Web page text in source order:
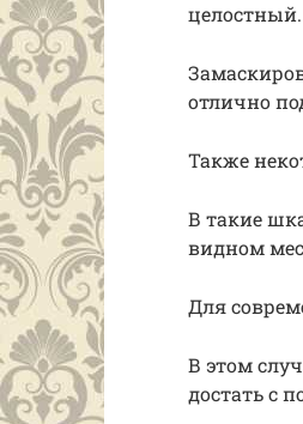
целостный.
отлично
Также
В такие
видном
Для
В этом
достать с